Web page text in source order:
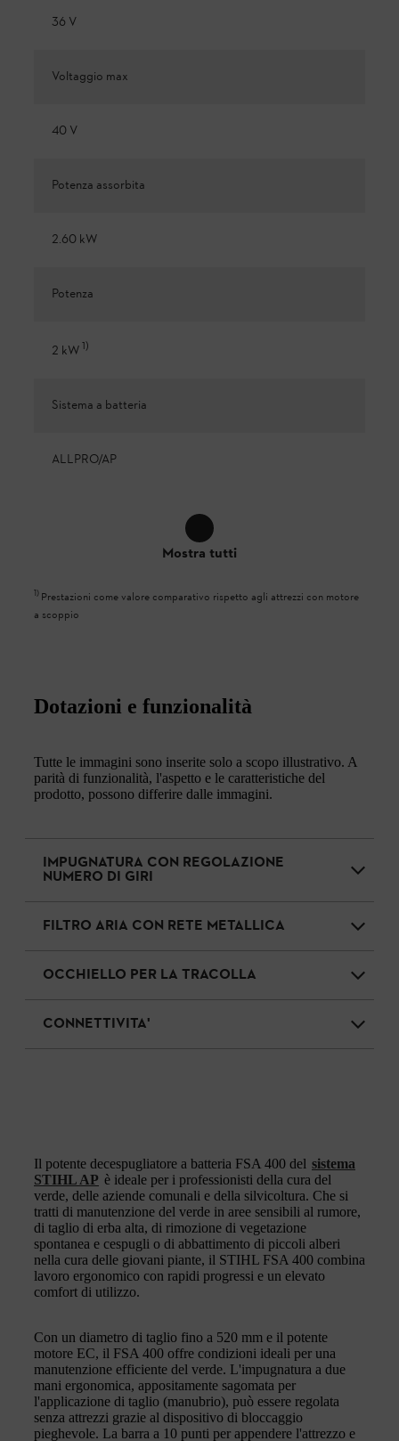
36 V
Voltaggio max
40 V
Potenza assorbita
2.60 kW
Potenza
2 kW1)
Sistema a batteria
ALLPRO/AP
Mostra tutti
1) Prestazioni come valore comparativo rispetto agli attrezzi con motore
a scoppio
Dotazioni e funzionalità
Tutte le immagini sono inserite solo a scopo illustrativo. A
parità di funzionalità, l'aspetto e le caratteristiche del
prodotto, possono differire dalle immagini.
IMPUGNATURA CON REGOLAZIONE
NUMERO DI GIRI
FILTRO ARIA CON RETE METALLICA
OCCHIELLO PER LA TRACOLLA
CONNETTIVITA'
Il potente decespugliatore a batteria FSA 400 del sistema
STIHL AP è ideale per i professionisti della cura del
verde, delle aziende comunali e della silvicoltura. Che si
tratti di manutenzione del verde in aree sensibili al rumore,
di taglio di erba alta, di rimozione di vegetazione
spontanea e cespugli o di abbattimento di piccoli alberi
nella cura delle giovani piante, il STIHL FSA 400 combina
lavoro ergonomico con rapidi progressi e un elevato
comfort di utilizzo.
Con un diametro di taglio fino a 520 mm e il potente
motore EC, il FSA 400 offre condizioni ideali per una
manutenzione efficiente del verde. L'impugnatura a due
mani ergonomica, appositamente sagomata per
l'applicazione di taglio (manubrio), può essere regolata
senza attrezzi grazie al dispositivo di bloccaggio
pieghevole. La barra a 10 punti per appendere l'attrezzo e